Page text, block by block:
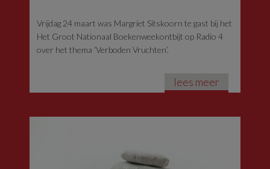
Vrijdag 24 maart was Margriet Sitskoorn te gast bij het
Het Groot Nationaal Boekenweekontbijt op Radio 4
over het thema ‘Verboden Vruchten’.
lees meer